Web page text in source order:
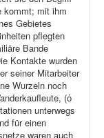
kommt; mit ihm
Gebietes
pflegten
Bande
Kontakte wurden
seiner Mitarbeiter
Wurzeln noch
(ὁ
unterwegs
für einen
waren auch